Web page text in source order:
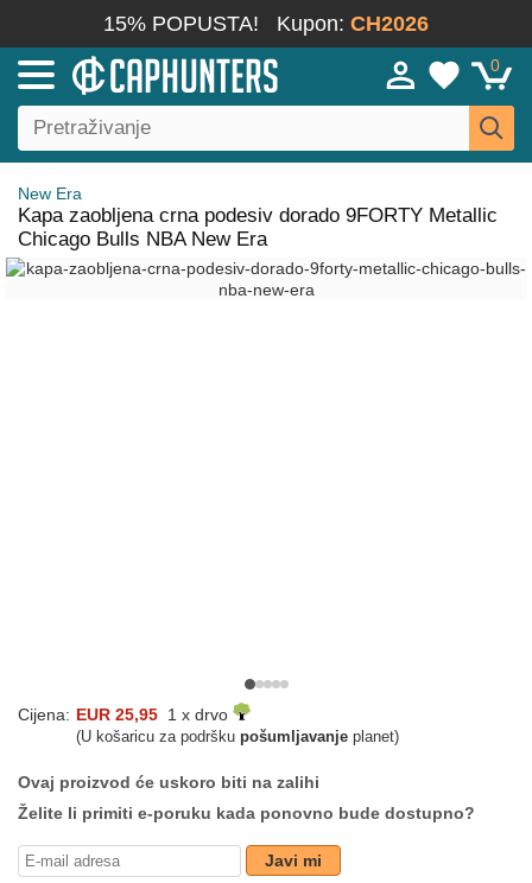
15% POPUSTA! Kupon: CH2026
0
New Era
Kapa zaobljena crna podesiv dorado 9FORTY Metallic
Chicago Bulls NBA New Era
Cijena: EUR 25,95 1 x drvo
(U košaricu za podršku pošumljavanje planet)
Ovaj proizvod će uskoro biti na zalihi
Želite li primiti e-poruku kada ponovno bude dostupno?
Javi mi